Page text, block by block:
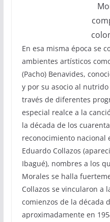
En esa misma época se
ambientes artísticos
(Pacho) Benavides,
y por su asocio al
través de diferentes
especial realce a la
la década de los
reconocimiento nacional
Eduardo Collazos
Ibagué), nombres a los
Morales se halla
Collazos se vincularon a
comienzos de la década
aproximadamente en